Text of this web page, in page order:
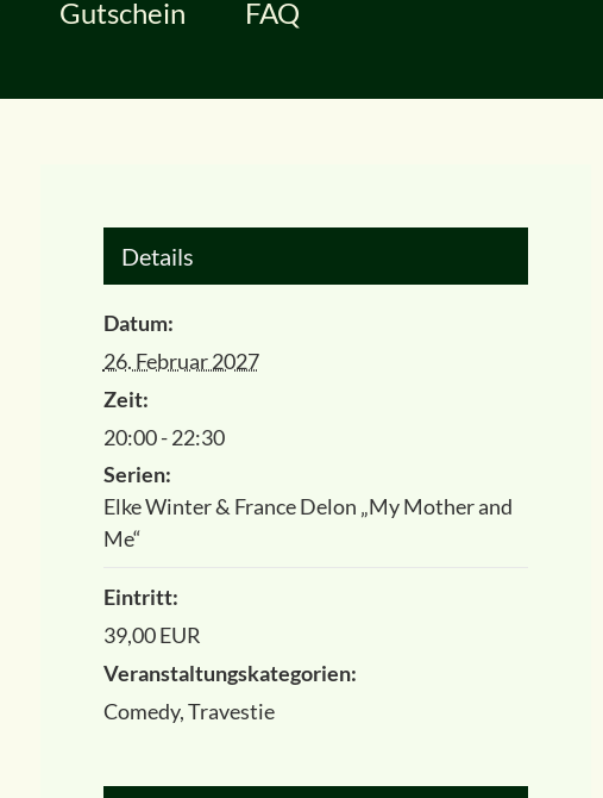
Gutschein
FAQ
Details
Datum:
26. Februar 2027
Zeit:
20:00 - 22:30
Serien:
Elke Winter & France Delon „My Mother and
Me“
Eintritt:
39,00 EUR
Veranstaltungskategorien:
Comedy,Travestie